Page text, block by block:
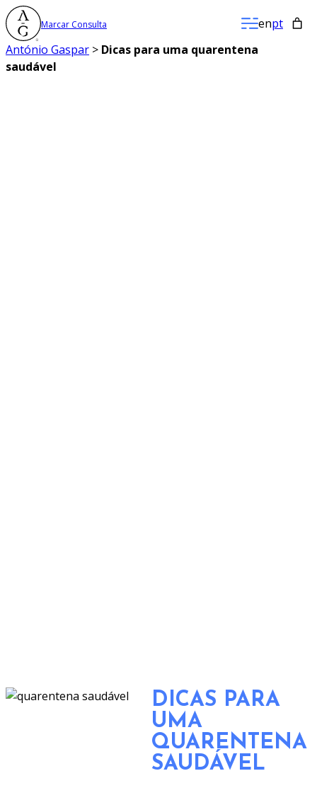
Saltar
para
o
conteúdo
Marcar Consulta enpt
António Gaspar > Dicas para uma quarentena
saudável
DICAS PARA
UMA
QUARENTENA
SAUDÁVEL